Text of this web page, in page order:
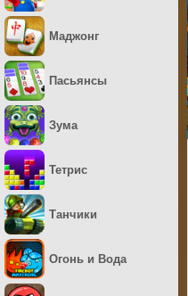
Маджонг
Пасьянсы
Зума
Тетрис
Танчики
Огонь и Вода